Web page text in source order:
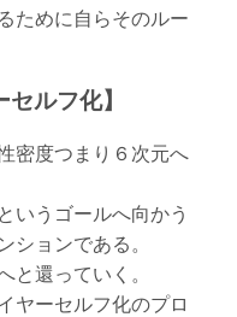
ために自らそのルー
ルフ化】
密度つまり６次元へ
いうゴールへ向かう
ションである。
と還っていく。
ヤーセルフ化のプロ